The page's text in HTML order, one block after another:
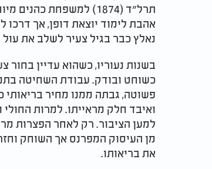
תרל״ד (1874) למשפחת
אהבת לימוד יוצאת דופן, אך
נאלץ כבר בגיל צעיר לשלב את
בשנות נעוריו, כשהוא עדיין
כשוחט ובודק. עבודת השחיטה
פשוטה, גבתה ממנו מחיר
ואיבד חלק מראייתו. למרות
למען הציבור. רק לאחר הפצרות
מן העיסוק המפרנס אך השוחק
את בריאותו.